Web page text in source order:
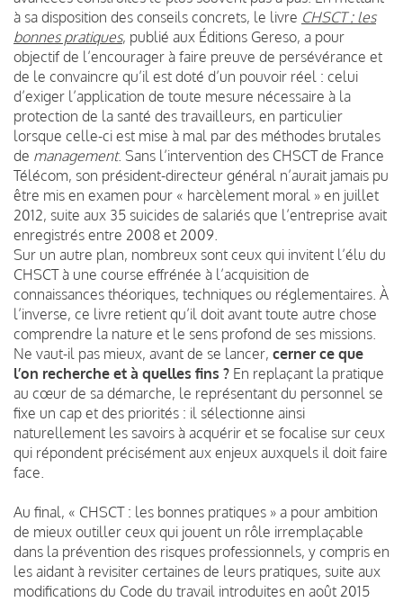
à sa disposition des conseils concrets, le livre CHSCT : les
bonnes pratiques, publié aux Éditions Gereso, a pour
objectif de l’encourager à faire preuve de persévérance et
de le convaincre qu’il est doté d’un pouvoir réel : celui
d’exiger l’application de toute mesure nécessaire à la
protection de la santé des travailleurs, en particulier
lorsque celle-ci est mise à mal par des méthodes brutales
de management. Sans l’intervention des CHSCT de France
Télécom, son président-directeur général n’aurait jamais pu
être mis en examen pour « harcèlement moral » en juillet
2012, suite aux 35 suicides de salariés que l’entreprise avait
enregistrés entre 2008 et 2009.
Sur un autre plan, nombreux sont ceux qui invitent l’élu du
CHSCT à une course effrénée à l’acquisition de
connaissances théoriques, techniques ou réglementaires. À
l’inverse, ce livre retient qu’il doit avant toute autre chose
comprendre la nature et le sens profond de ses missions.
Ne vaut-il pas mieux, avant de se lancer, cerner ce que
l’on recherche et à quelles fins ? En replaçant la pratique
au cœur de sa démarche, le représentant du personnel se
fixe un cap et des priorités : il sélectionne ainsi
naturellement les savoirs à acquérir et se focalise sur ceux
qui répondent précisément aux enjeux auxquels il doit faire
face.
Au final, « CHSCT : les bonnes pratiques » a pour ambition
de mieux outiller ceux qui jouent un rôle irremplaçable
dans la prévention des risques professionnels, y compris en
les aidant à revisiter certaines de leurs pratiques, suite aux
modifications du Code du travail introduites en août 2015